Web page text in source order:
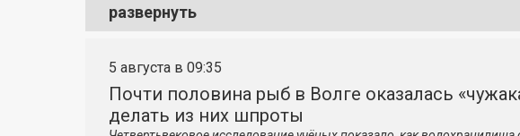
развернуть
5 августа в 09:35
Почти половина рыб в Волге оказалась
делать из них шпроты